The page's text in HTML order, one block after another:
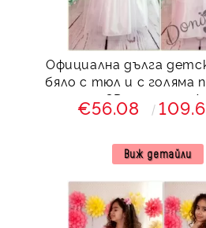
Официална дълга
бяло с тюл и с голяма панделка с
3D
€56.08
Виж детайли